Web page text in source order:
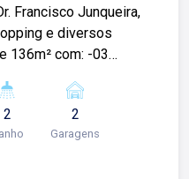
Francisco Junqueira,
e diversos
social; -Cozinha
-01 vaga de garagem.
de visita,
2 2
Garagens